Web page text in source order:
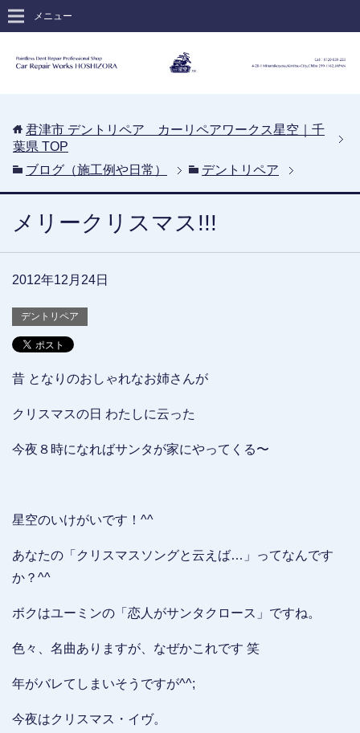
メニュー
君津市 デントリペア カーリペアワークス星空｜千
葉県 TOP
ブログ（施工例や日常）
デントリペア
メリークリスマス!!!
2012年12月24日
デントリペア
昔 となりのおしゃれなお姉さんが
クリスマスの日 わたしに云った
今夜８時になればサンタが家にやってくる〜
星空のいけがいです！^^
あなたの「クリスマスソングと云えば…」ってなんです
か？^^
ボクはユーミンの「恋人がサンタクロース」ですね。
色々、名曲ありますが、なぜかこれです 笑
年がバレてしまいそうですが^^;
今夜はクリスマス・イヴ。